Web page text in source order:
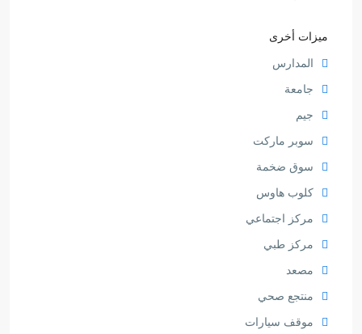
ميزات أخرى
المدارس
جامعة
جيم
سوبر ماركت
سوق ضخمة
كلوب هاوس
مركز اجتماعي
مركز طبي
مصعد
منتجع صحي
موقف سيارات